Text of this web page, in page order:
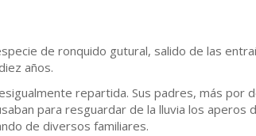
de ronquido gutural, salido de las
años.
repartida. Sus padres, más por
para resguardar de la lluvia los aperos
de diversos familiares.